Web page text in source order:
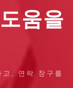
움을
, 연락 창구를